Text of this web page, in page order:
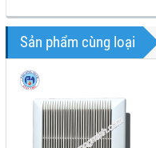
Sản phẩm cùng loại